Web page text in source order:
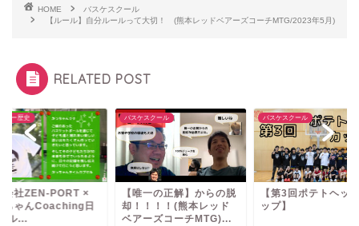
HOME
バスケスクール
【ルール】自分ルールって大切！ (熊本レッドベアーズコーチMTG/2023年5月)
RELATED POST
ミー歴史
会社ZEN-PORT ×
ちゃんCoaching日
ル...
バスケスクール
【唯一の正解】からの脱
却！！！！(熊本レッド
ベアーズコーチMTG)...
バスケスクール
【第3回ポテトヘッ
ップ】